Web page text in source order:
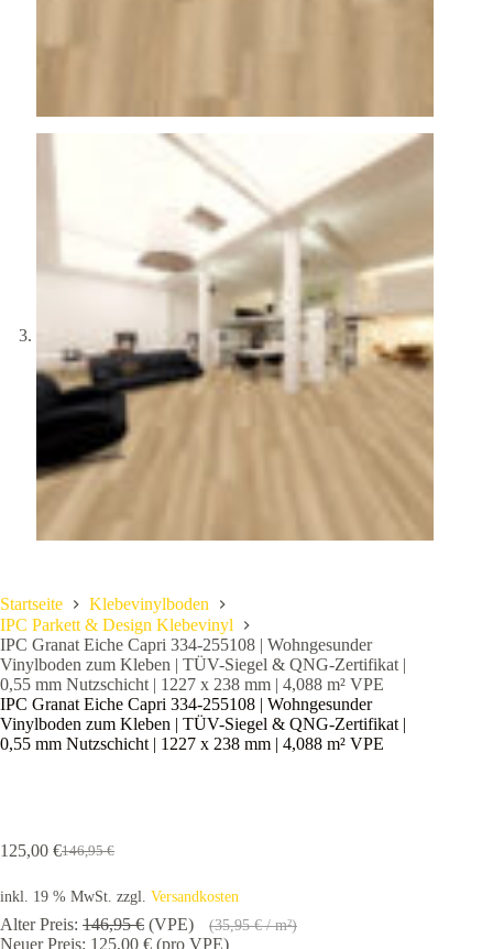
Startseite
Klebevinylboden
IPC Parkett & Design Klebevinyl
IPC Granat Eiche Capri 334-255108 | Wohngesunder
Vinylboden zum Kleben | TÜV-Siegel & QNG-Zertifikat |
0,55 mm Nutzschicht | 1227 x 238 mm | 4,088 m² VPE
IPC Granat Eiche Capri 334-255108 | Wohngesunder
Vinylboden zum Kleben | TÜV-Siegel & QNG-Zertifikat |
0,55 mm Nutzschicht | 1227 x 238 mm | 4,088 m² VPE
146,95€
Ursprünglicher
war:
146,95 €
125,00 €Aktueller
ist:
125,00 €.
inkl. 19 % MwSt. zzgl. Versandkosten
Alter Preis: 146,95€ (VPE) (35,95€/ m²)
Neuer Preis: 125,00 € (pro VPE)